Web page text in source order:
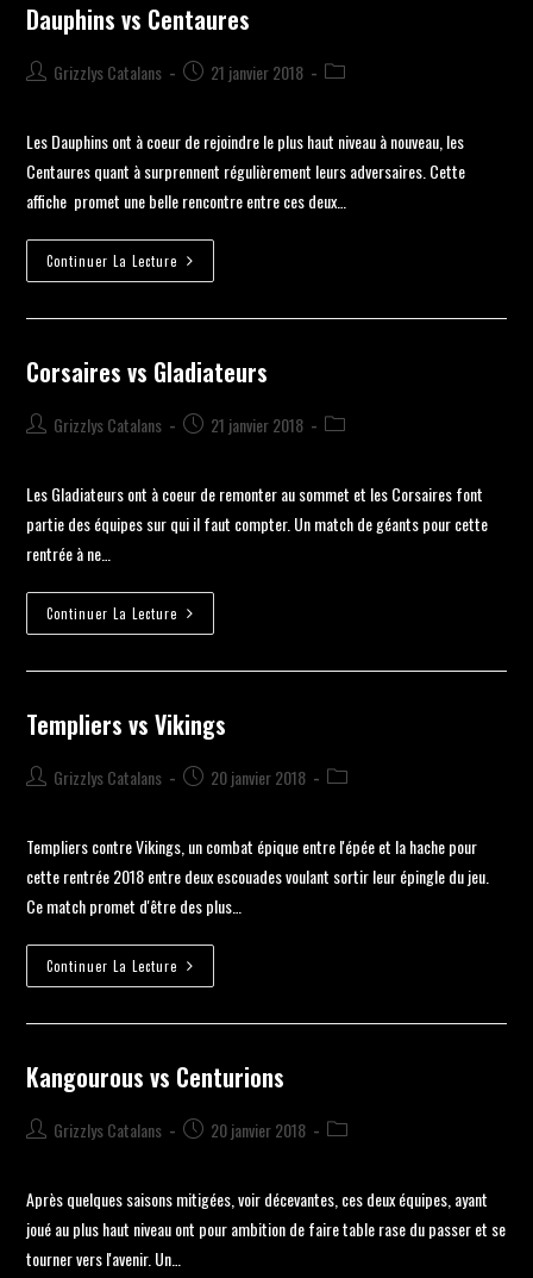
Dauphins vs Centaures
Grizzlys Catalans 21 janvier 2018
Les Dauphins ont à coeur de rejoindre le plus haut niveau à nouveau, les
Centaures quant à surprennent régulièrement leurs adversaires. Cette
affiche promet une belle rencontre entre ces deux…
Continuer La Lecture
Corsaires vs Gladiateurs
Grizzlys Catalans 21 janvier 2018
Les Gladiateurs ont à coeur de remonter au sommet et les Corsaires font
partie des équipes sur qui il faut compter. Un match de géants pour cette
rentrée à ne…
Continuer La Lecture
Templiers vs Vikings
Grizzlys Catalans 20 janvier 2018
Templiers contre Vikings, un combat épique entre l'épée et la hache pour
cette rentrée 2018 entre deux escouades voulant sortir leur épingle du jeu.
Ce match promet d'être des plus…
Continuer La Lecture
Kangourous vs Centurions
Grizzlys Catalans 20 janvier 2018
Après quelques saisons mitigées, voir décevantes, ces deux équipes, ayant
joué au plus haut niveau ont pour ambition de faire table rase du passer et se
tourner vers l'avenir. Un…